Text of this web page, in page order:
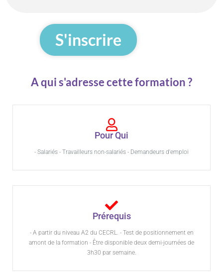
S'inscrire
A qui s'adresse cette formation ?
Pour Qui
- Salariés - Travailleurs non-salariés - Demandeurs d'emploi
Prérequis
- A partir du niveau A2 du CECRL. - Test de positionnement en
amont de la formation - Être disponible deux demi-journées de
3h30 par semaine.